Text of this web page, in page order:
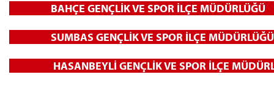
	 BAHÇE
GENÇLİK VE SPOR İLÇE
SUMBAS GENÇLİK VE SPOR İLÇE
HASANBEYLİ GENÇLİK VE SPOR İLÇE
Kredi/Yurt E-Ödeme